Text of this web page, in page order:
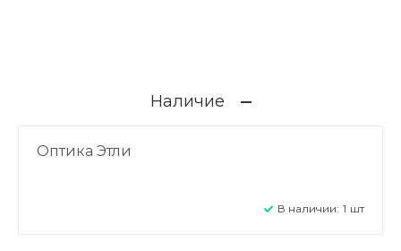
Наличие
Оптика Этли
В наличии: 1 шт